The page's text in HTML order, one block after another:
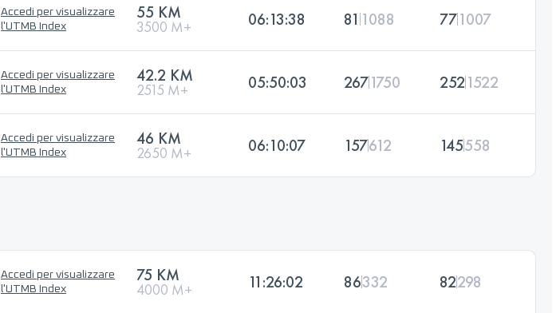
Accedi per visualizzare
l'UTMB Index
55 KM
3500 M+ 06:13:38 81 1088 771007
Accedi per visualizzare
l'UTMB Index
42.2 KM
2515 M+ 05:50:03 2671750 2521522
Accedi per visualizzare
l'UTMB Index
46 KM
2650 M+ 06:10:07 157612 145558
Accedi per visualizzare
l'UTMB Index
75 KM
4000 M+ 11:26:02 86332 82298